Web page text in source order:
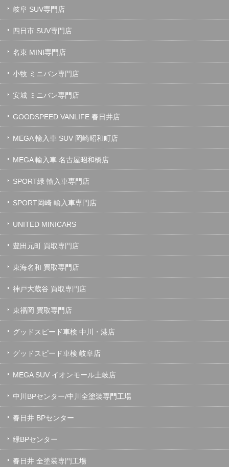
岐阜 SUV専門店
四日市 SUV専門店
名東 MINI専門店
小牧 ミニバン専門店
安城 ミニバン専門店
GOODSPEED VANLIFE 春日井店
MEGA 輸入車 SUV 岡崎昭和町店
MEGA 輸入車 名古屋昭和橋店
SPORT緑 輸入車専門店
SPORT岡崎 輸入車専門店
UNITED MINICARS
豊田元町 買取専門店
東海名和 買取専門店
神戸大蔵谷 買取専門店
東福岡 買取専門店
グッドスピード車検 中川・港店
グッドスピード車検 岐阜店
MEGA SUV イオンモール土岐店
中川BPセンター/中川全塗装専門工場
春日井 BPセンター
緑BPセンター
春日井 全塗装専門工場